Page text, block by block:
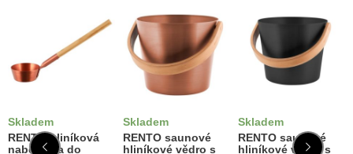
Skladem
RENTO hliníková
naběračka do
Skladem
RENTO saunové
hliníkové vědro s
Skladem
RENTO saunové
hliníkové vědro s